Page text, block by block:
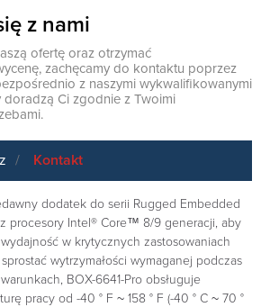
z nami
ofertę oraz otrzymać
zachęcamy do kontaktu poprzez
z naszymi wykwalifikowanymi
doradzą Ci zgodnie z Twoimi
Kontakt
dodatek do serii Rugged Embedded
procesory Intel® Core™ 8/9 generacji, aby
w krytycznych zastosowaniach
wytrzymałości wymaganej podczas
BOX-6641-Pro obsługuje
pracy od -40 ° F ~ 158 ° F (-40 ° C ~ 70 °